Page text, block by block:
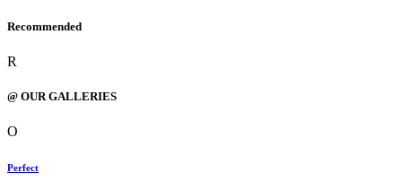
Recommended
R
@ OUR GALLERIES
O
Perfect